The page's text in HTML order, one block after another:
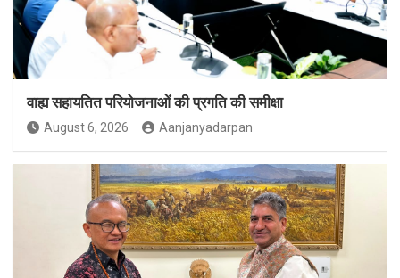
वाह्य सहायतित परियोजनाओं की प्रगति की समीक्षा
August 6, 2026 Aanjanyadarpan